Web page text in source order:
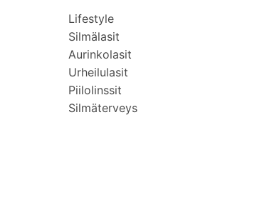
Lifestyle
Silmälasit
Aurinkolasit
Urheilulasit
Piilolinssit
Silmäterveys